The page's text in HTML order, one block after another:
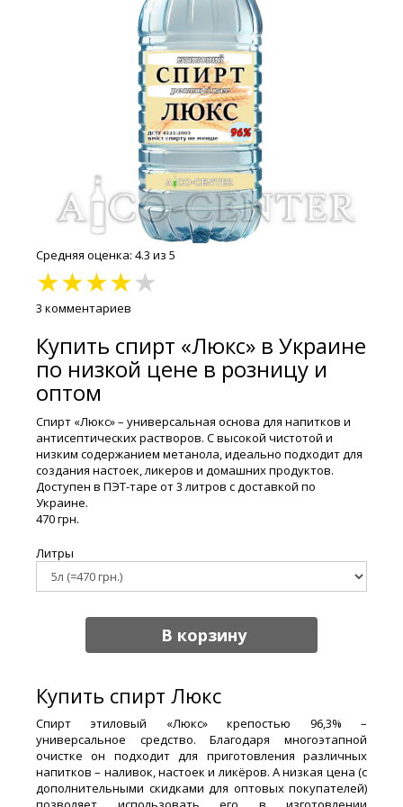
Средняя оценка: 4.3 из 5
★★★★★
3 комментариев
Купить спирт «Люкс» в Украине
по низкой цене в розницу и
оптом
Спирт «Люкс» – универсальная основа для напитков и
антисептических растворов. С высокой чистотой и
низким содержанием метанола, идеально подходит для
создания настоек, ликеров и домашних продуктов.
Доступен в ПЭТ-таре от 3 литров с доставкой по
Украине.
470 грн.
Литры
В корзину
Купить спирт Люкс
Спирт этиловый «Люкс» крепостью 96,3% –
универсальное средство. Благодаря многоэтапной
очистке он подходит для приготовления различных
напитков – наливок, настоек и ликёров. А низкая цена (с
дополнительными скидками для оптовых покупателей)